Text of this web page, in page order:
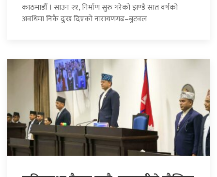
काठमाडौँ । साउन २१, निर्माण सुरु गरेको झण्डै सात वर्षको
अवधिमा निकै दुःख दिएको नारायणगढ–बुटवल